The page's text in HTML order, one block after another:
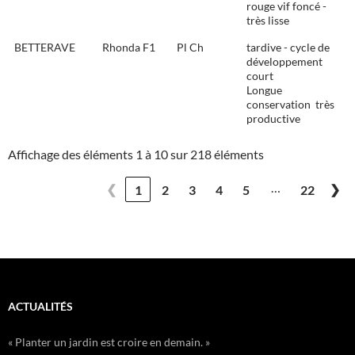
rouge vif foncé -
très lisse
BETTERAVE
Rhonda F1 Pl Ch
tardive - cycle de
développement
court
Longue
conservation  très
productive
Affichage des éléments 1 à 10 sur 218 éléments
❮ 1 2 3 4 5 … 22 ❯
ACTUALITÉS
« Planter un jardin est croire en demain. »